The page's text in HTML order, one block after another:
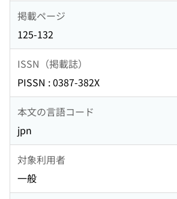
掲載ページ
125-132
ISSN（掲載誌）
PISSN : 0387-382X
本文の言語コード
jpn
対象利用者
一般